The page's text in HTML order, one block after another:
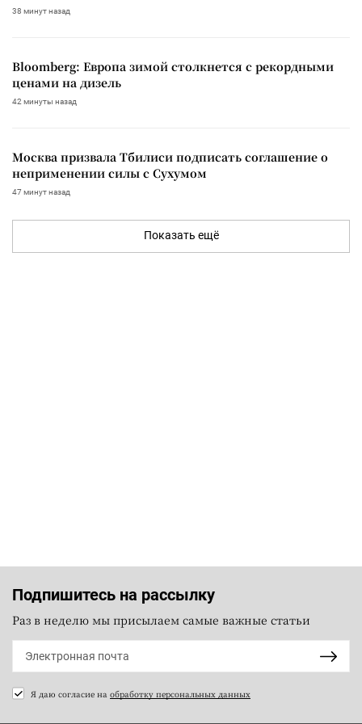
38 минут назад
Bloomberg: Европа зимой столкнется с рекордными
ценами на дизель
42 минуты назад
Москва призвала Тбилиси подписать соглашение о
неприменении силы с Сухумом
47 минут назад
Показать ещё
Подпишитесь на рассылку
Раз в неделю мы присылаем самые важные статьи
Я даю согласие на обработку персональных данных